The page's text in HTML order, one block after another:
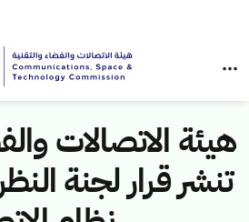
هيئة الاتصالات
تنشر قرار لجنة